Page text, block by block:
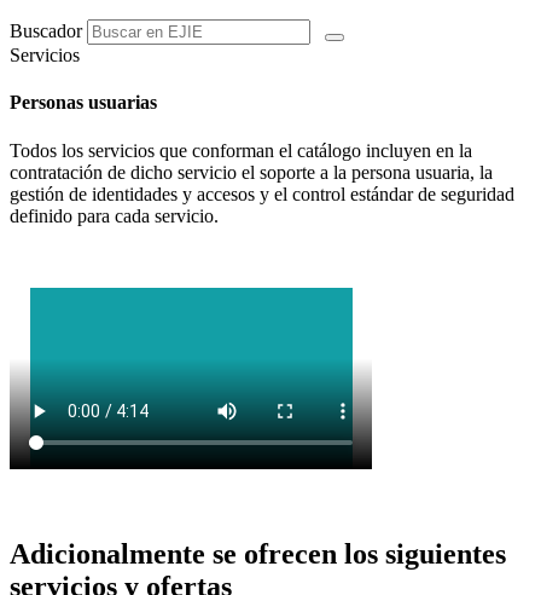
Buscador
Servicios
Personas usuarias
Todos los servicios que conforman el catálogo incluyen en la
contratación de dicho servicio el soporte a la persona usuaria, la
gestión de identidades y accesos y el control estándar de seguridad
definido para cada servicio.
Adicionalmente se ofrecen los siguientes
servicios y ofertas